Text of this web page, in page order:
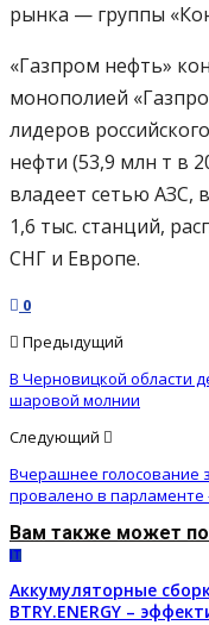
рынка — группы
«Газпром нефть»
монополией
лидеров
нефти (53,9 млн т в
владеет сетью АЗС,
1,6 тыс. станций,
СНГ и Европе.
0
Предыдущий
В Черновицкой области
шаровой молнии
Следующий
Вчерашнее голосование
провалено в
Вам также может
Аккумуляторные
BTRY.ENERGY –